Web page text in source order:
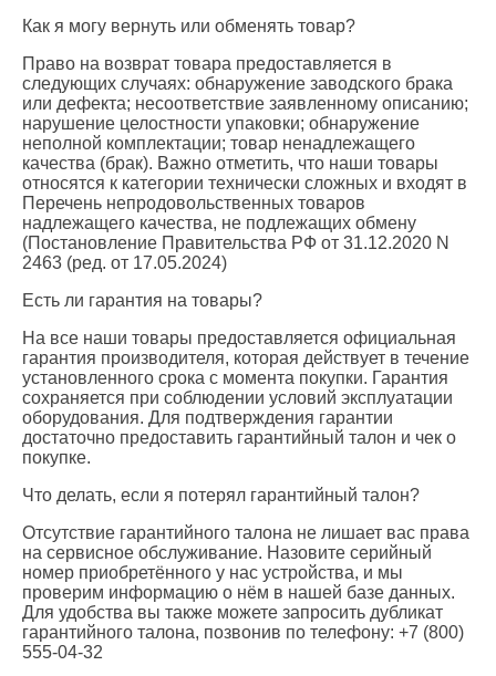
Как я могу вернуть или обменять товар?
Право на возврат товара предоставляется в
следующих случаях: обнаружение заводского брака
или дефекта; несоответствие заявленному описанию;
нарушение целостности упаковки; обнаружение
неполной комплектации; товар ненадлежащего
качества (брак). Важно отметить, что наши товары
относятся к категории технически сложных и входят в
Перечень непродовольственных товаров
надлежащего качества, не подлежащих обмену
(Постановление Правительства РФ от 31.12.2020 N
2463 (ред. от 17.05.2024)
Есть ли гарантия на товары?
На все наши товары предоставляется официальная
гарантия производителя, которая действует в течение
установленного срока с момента покупки. Гарантия
сохраняется при соблюдении условий эксплуатации
оборудования. Для подтверждения гарантии
достаточно предоставить гарантийный талон и чек о
покупке.
Что делать, если я потерял гарантийный талон?
Отсутствие гарантийного талона не лишает вас права
на сервисное обслуживание. Назовите серийный
номер приобретённого у нас устройства, и мы
проверим информацию о нём в нашей базе данных.
Для удобства вы также можете запросить дубликат
гарантийного талона, позвонив по телефону: +7 (800)
555-04-32